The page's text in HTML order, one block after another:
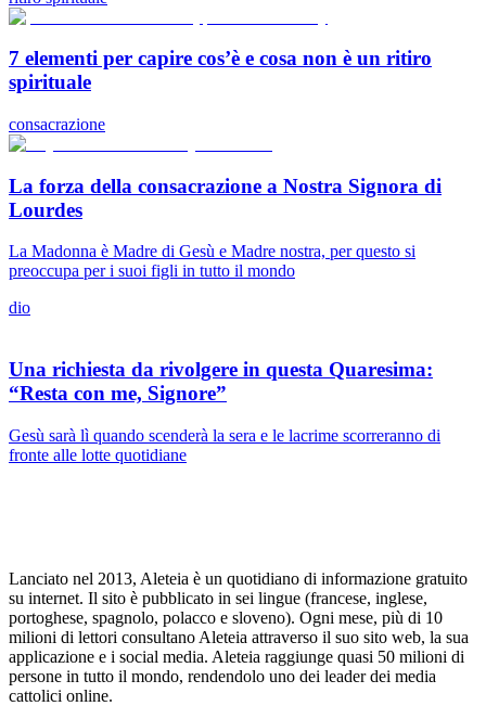
7 elementi per capire cos’è e cosa non è un ritiro
spirituale
consacrazione
La forza della consacrazione a Nostra Signora di
Lourdes
La Madonna è Madre di Gesù e Madre nostra, per questo si
preoccupa per i suoi figli in tutto il mondo
dio
Una richiesta da rivolgere in questa Quaresima:
“Resta con me, Signore”
Gesù sarà lì quando scenderà la sera e le lacrime scorreranno di
fronte alle lotte quotidiane
Lanciato nel 2013, Aleteia è un quotidiano di informazione gratuito
su internet. Il sito è pubblicato in sei lingue (francese, inglese,
portoghese, spagnolo, polacco e sloveno). Ogni mese, più di 10
milioni di lettori consultano Aleteia attraverso il suo sito web, la sua
applicazione e i social media. Aleteia raggiunge quasi 50 milioni di
persone in tutto il mondo, rendendolo uno dei leader dei media
cattolici online.